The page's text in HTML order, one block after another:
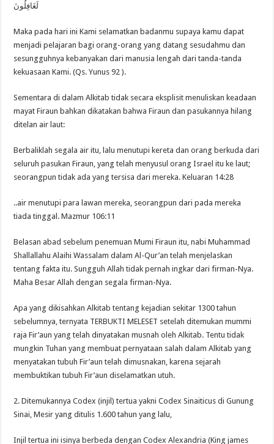
لَغَافِلُونَ
Maka pada hari ini Kami selamatkan badanmu supaya kamu dapat
menjadi pelajaran bagi orang-orang yang datang sesudahmu dan
sesungguhnya kebanyakan dari manusia lengah dari tanda-tanda
kekuasaan Kami. (Qs. Yunus 92 ).
Sementara di dalam Alkitab tidak secara eksplisit menuliskan keadaan
mayat Firaun bahkan dikatakan bahwa Firaun dan pasukannya hilang
ditelan air laut:
Berbaliklah segala air itu, lalu menutupi kereta dan orang berkuda dari
seluruh pasukan Firaun, yang telah menyusul orang Israel itu ke laut;
seorangpun tidak ada yang tersisa dari mereka. Keluaran 14:28
..air menutupi para lawan mereka, seorangpun dari pada mereka
tiada tinggal. Mazmur 106:11
Belasan abad sebelum penemuan Mumi Firaun itu, nabi Muhammad
Shallallahu Alaihi Wassalam dalam Al-Qur’an telah menjelaskan
tentang fakta itu. Sungguh Allah tidak pernah ingkar dari firman-Nya.
Maha Besar Allah dengan segala firman-Nya.
Apa yang dikisahkan Alkitab tentang kejadian sekitar 1300 tahun
sebelumnya, ternyata TERBUKTI MELESET setelah ditemukan mummi
raja Fir’aun yang telah dinyatakan musnah oleh Alkitab. Tentu tidak
mungkin Tuhan yang membuat pernyataan salah dalam Alkitab yang
menyatakan tubuh Fir’aun telah dimusnakan, karena sejarah
membuktikan tubuh Fir’aun diselamatkan utuh.
2. Ditemukannya Codex (injil) tertua yakni Codex Sinaiticus di Gunung
Sinai, Mesir yang ditulis 1.600 tahun yang lalu,
Injil tertua ini isinya berbeda dengan Codex Alexandria (King james